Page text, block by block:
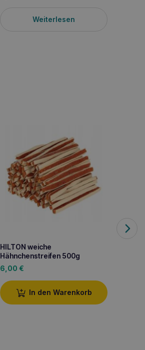
Weiterlesen
HILTON weiche
Hähnchenstreifen 500g
6,00 €
In den Warenkorb